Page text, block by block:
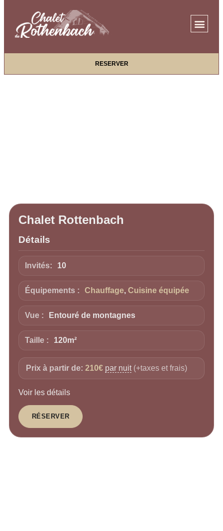
RESERVER
Chalet Rottenbach
Détails
Invités: 10
Équipements : Chauffage, Cuisine équipée
Vue : Entouré de montagnes
Taille : 120m²
Prix à partir de: 210€ par nuit(+taxes et frais)
Voir les détails
RÉSERVER